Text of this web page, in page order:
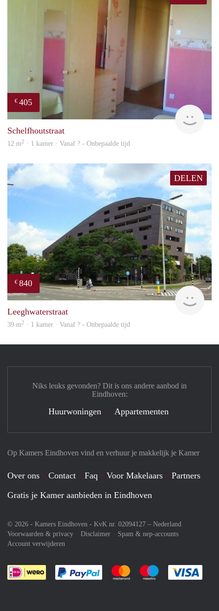
€ 405
Schelfhoutstraat
12 m2 · 1 kamer · Vanaf ? - Onbepaalde tijd
DELEN
€ 840
rent
Leeghwaterstraat
39 m2 · 1 kamer · Vanaf ? - Onbepaalde tijd
Op Kamers Eindhoven vind en verhuur je makkelijk je Kamer
Over ons Contact Faq Voor Makelaars
Partners
Gratis je Kamer aanbieden in Eindhoven
© 2026 - Kamers Eindhoven - KvK nr. 02094127 – Nederland
Voorwaarden & privacy
Disclaimer
Spam & nep-accounts
Account verwijderen
Je rekent gemakkelijk af met Paypal
Je rekent gemakkelijk af met
Je rekent
Niks leuks gevonden? Dit is ons andere aanbod in
Eindhoven:
Huurwoningen Appartementen